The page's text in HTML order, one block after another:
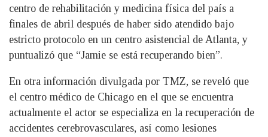
centro de rehabilitación y medicina física del país a
finales de abril después de haber sido atendido bajo
estricto protocolo en un centro asistencial de Atlanta, y
puntualizó que “Jamie se está recuperando bien”.
En otra información divulgada por TMZ, se reveló que
el centro médico de Chicago en el que se encuentra
actualmente el actor se especializa en la recuperación de
accidentes cerebrovasculares, así como lesiones